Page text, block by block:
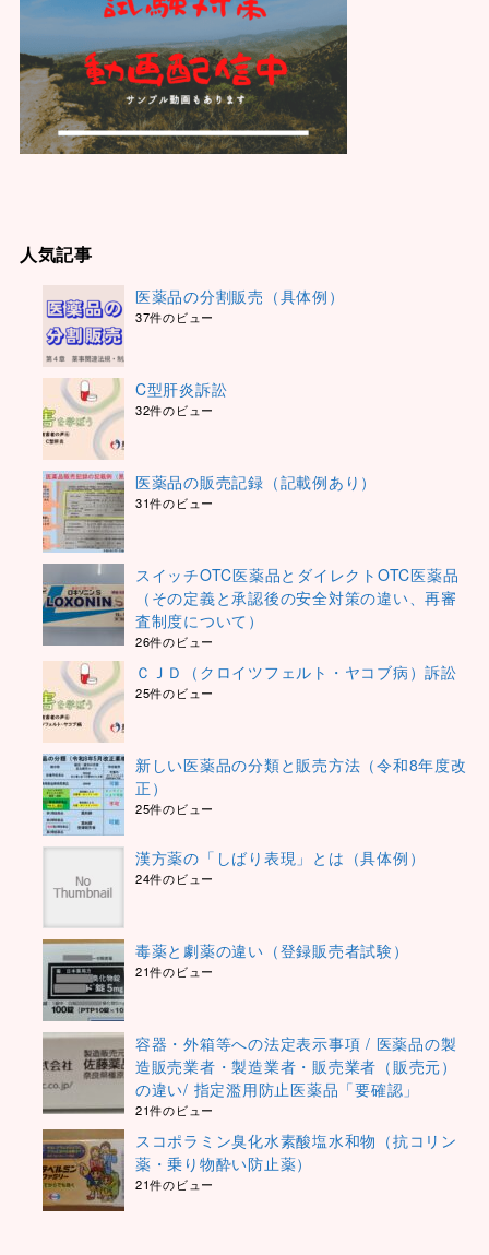
人気記事
医薬品の分割販売（具体例）
37件のビュー
C型肝炎訴訟
32件のビュー
医薬品の販売記録（記載例あり）
31件のビュー
スイッチOTC医薬品とダイレクトOTC医薬品
（その定義と承認後の安全対策の違い、再審
査制度について）
26件のビュー
ＣＪＤ（クロイツフェルト・ヤコブ病）訴訟
25件のビュー
新しい医薬品の分類と販売方法（令和8年度改
正）
25件のビュー
漢方薬の「しばり表現」とは（具体例）
24件のビュー
毒薬と劇薬の違い（登録販売者試験）
21件のビュー
容器・外箱等への法定表示事項 / 医薬品の製
造販売業者・製造業者・販売業者（販売元）
の違い/ 指定濫用防止医薬品「要確認」
21件のビュー
スコポラミン臭化水素酸塩水和物（抗コリン
薬・乗り物酔い防止薬）
21件のビュー